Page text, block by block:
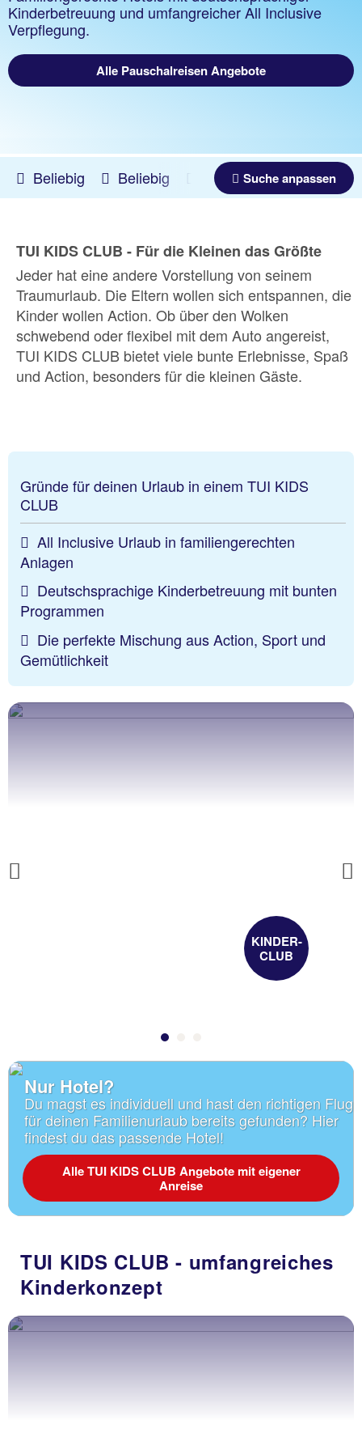
Kinderbetreuung und umfangreicher All Inclusive
Verpflegung.
Alle Pauschalreisen Angebote
Beliebig Beliebig 09.08.2026 -04.03.2027
Suche anpassen
TUI KIDS CLUB - Für die Kleinen das Größte
Jeder hat eine andere Vorstellung von seinem
Traumurlaub. Die Eltern wollen sich entspannen, die
Kinder wollen Action. Ob über den Wolken
schwebend oder flexibel mit dem Auto angereist,
TUI KIDS CLUB bietet viele bunte Erlebnisse, Spaß
und Action, besonders für die kleinen Gäste.
Gründe für deinen Urlaub in einem TUI KIDS
CLUB
All Inclusive Urlaub in familiengerechten
Anlagen
Deutschsprachige Kinderbetreuung mit bunten
Programmen
Die perfekte Mischung aus Action, Sport und
Gemütlichkeit
Previous
KINDER-
CLUB
Nur Hotel?
Du magst es individuell und hast den richtigen Flug
für deinen Familienurlaub bereits gefunden? Hier
findest du das passende Hotel!
Alle TUI KIDS CLUB Angebote mit eigener
Anreise
TUI KIDS CLUB - umfangreiches
Kinderkonzept